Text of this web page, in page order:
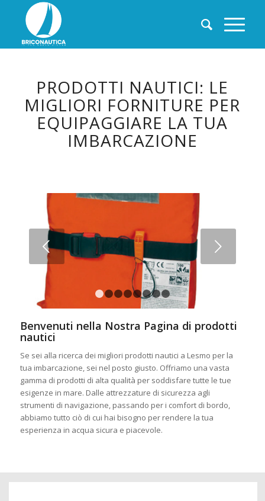
PRODOTTI NAUTICI: LE
MIGLIORI FORNITURE PER
EQUIPAGGIARE LA TUA
IMBARCAZIONE
Succ
1 2 3 4 5
Benvenuti nella Nostra Pagina di prodotti
nautici
Se sei alla ricerca dei migliori prodotti nautici a Lesmo per la
tua imbarcazione, sei nel posto giusto. Offriamo una vasta
gamma di prodotti di alta qualità per soddisfare tutte le tue
esigenze in mare. Dalle attrezzature di sicurezza agli
strumenti di navigazione, passando per i comfort di bordo,
abbiamo tutto ciò di cui hai bisogno per rendere la tua
esperienza in acqua sicura e piacevole.